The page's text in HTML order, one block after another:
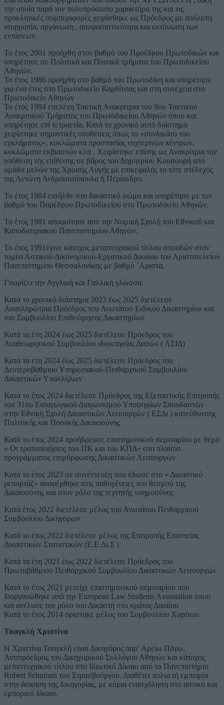
την οποία παρά τον πολυπρόσωπο χαρακτήρα της και τις
προκλητικές συμπεριφορές χειρίσθηκε ως Πρόεδρος με απόλυτη
ισορροπία, οργάνωση , αποφασιστικότητα και εκτόνωση των
εντάσεων.
Το έτος 2001 προήχθη στον βαθμό του Προέδρου Πρωτοδικών και
υπηρέτησε σε Πολιτικά και Ποινικά τμήματα του Πρωτοδικείου
Αθηνών.
Το έτος 1986 προήχθη στο βαθμό του Πρωτοδίκη και υπηρέτησε
για ένα έτος στο Πρωτοδικείο Καρδίτσας και στη συνέχεια στο
Πρωτοδικείο Αθηνών
Το έτος 1994 επελέγη Τακτική Ανακρίτρια του 9ου Τακτικού
Ανακριτικού Τμήματος του Πρωτοδικείου Αθηνών όπου και
υπηρέτησε επί τετραετία. Κατά το χρονικό αυτό διάστημα
χειρίστηκε σημαντικές υποθέσεις όπως το «συνδικάτο του
εγκλήματος», κυκλώματα προστασίας νυχτερινών κέντρων,
κυκλώματα εκβιαστών κλπ . Χειρίστηκε επίσης ως Ανακρίτρια την
υπόθεση της επίθεσης σε βάρος του Δημητρίου Κουσουρή από
ομάδα μελών της Χρυσής Αυγής με επικεφαλής το τότε στέλεχός
της Αντώνη Ανδρουτσόπουλο ή Περίανδρο.
Το έτος 1984 εισήλθε στο δικαστικό σώμα και υπηρέτησε με τον
βαθμό του Παρέδρου Πρωτοδικείου στο Πρωτοδικείο Αθηνών.
Το έτος 1981 αποφοίτησε από την Νομική Σχολή του Εθνικού και
Καποδιστριακού Πανεπιστημίου Αθηνών.
Το έτος 1991έγινε κάτοχος μεταπτυχιακού τίτλου σπουδών στον
τομέα Αστικού-Δικονομικού-Εργατικού Δικαίου του Αριστοτελείου
Πανεπιστημίου Θεσσαλονίκης με βαθμό ΄Αριστα.
Γνωρίζει την Αγγλική και Γαλλική γλώσσα.
Κατά το χρονικό διάστημα 2023 έως 2025 διετέλεσε
Αναπληρώτρια Πρόεδρος του Ανωτάτου Ειδικού Δικαστηρίου και
του Συμβουλίου Επιθεώρησης Δικαστηρίων
Κατά τα έτη 2024 έως 2025 διετέλεσε Πρόεδρος του
Αναθεωρητικού Συμβουλίου ιδιοκτησίας Δασών ( ΑΣΙΔ)
Κατά τα έτη 2024 έως 2025 διετέλεσε Πρόεδρος του
Δευτεροβάθμιου Υπηρεσιακού-Πειθαρχικού Συμβουλίου
Δικαστικών Υπαλλήλων
Κατά το έτος 2024 διετέλεσε Πρόεδρος της Εξεταστικής Επιτροπής
του 31ου Εισαγωγικού Διαγωνισμού Υποψηφίων Σπουδαστών
στην Εθνική Σχολή Δικαστικών Λειτουργών ( ΕΣΔι ) κατεύθυνσης
Πολιτικής και Ποινικής Δικαιοσύνης
Κατά το έτος 2024 προήδρευσε επιστημονικού σεμιναρίου με θέμα
« Οι τροποποιήσεις του ΠΚ και του ΚΠΔ» στο πλαίσιο
προγράμματος επιμόρφωσης Δικαστικών Λειτουργών
Κατά το έτος 2023 σε συνέντευξη που έδωσε στο « Δικαστικό
ρεπορτάζ» αναφέρθηκε στις παθογένειες του θεσμού της
Δικαιοσύνης και στον ρόλο της τεχνητής νοημοσύνης
Κατά έτος 2022 διετέλεσε μέλος του Ανωτάτου Πειθαρχικού
Συμβουλίου Δικηγόρων
Κατά το έτος 2022 διετέλεσε μέλος της Επιτροπής Εποπτείας
Δικαστικών Στατιστικών (Ε.Ε.Δι.Σ )
Κατά τα έτη 2021 έως 2022 διετέλεσε Πρόεδρος του
Πρωτοβάθμιου Πειθαρχικού Συμβουλίου Δικαστικών Λειτουργών
Κατά το έτος 2021 μετείχε επιστημονικού σεμιναρίου που
διοργανώθηκε από την European Law Students Assosiation όπου
και ανέλυσε τον ρόλο του Δικαστή στο κράτος Δικαίου
Κατά το έτος 2014 ορίστηκε μέλος του Συμβουλίου Χαρίτων.
Τσαγκλή Χριστίνα
Η Χριστίνα Τσαγκλή είναι Δικηγόρος παρ’ Αρείω Πάγω,
Αντιπρόεδρος του Δικηγορικού Συλλόγου Αθηνών και κάτοχος
μεταπτυχιακού τίτλου στο Ιδιωτικό Δίκαιο από το Πανεπιστήμιο
Robert Schuman του Στρασβούργου. Διαθέτει πολυετή εμπειρία
στην άσκηση της δικηγορίας, με κύρια ενασχόληση στο αστικό και
εμπορικό δίκαιο.